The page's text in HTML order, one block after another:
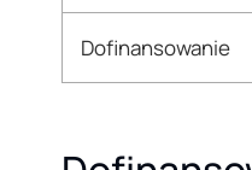
Dofinansowanie